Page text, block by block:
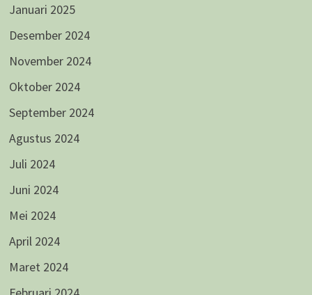
Januari 2025
Desember 2024
November 2024
Oktober 2024
September 2024
Agustus 2024
Juli 2024
Juni 2024
Mei 2024
April 2024
Maret 2024